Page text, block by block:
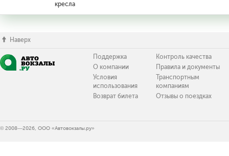
кресла
Наверх
Поддержка
О компании
Условия
использования
Возврат билета
Контроль качества
Правила и документы
Транспортным
компаниям
Отзывы о поездках
© 2008—2026, ООО «Автовокзалы.ру»